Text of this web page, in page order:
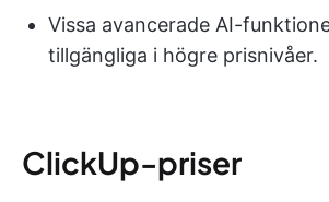
Vissa avancerade AI-
tillgängliga i högre prisnivåer.
ClickUp-priser